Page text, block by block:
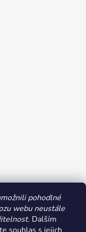
pohodlné
webu neustále
Dalším